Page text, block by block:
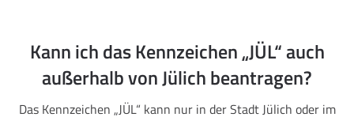
Kann ich das Kennzeichen „JÜL“ auch
außerhalb von Jülich beantragen?
Das Kennzeichen „JÜL“ kann nur in der Stadt Jülich oder im